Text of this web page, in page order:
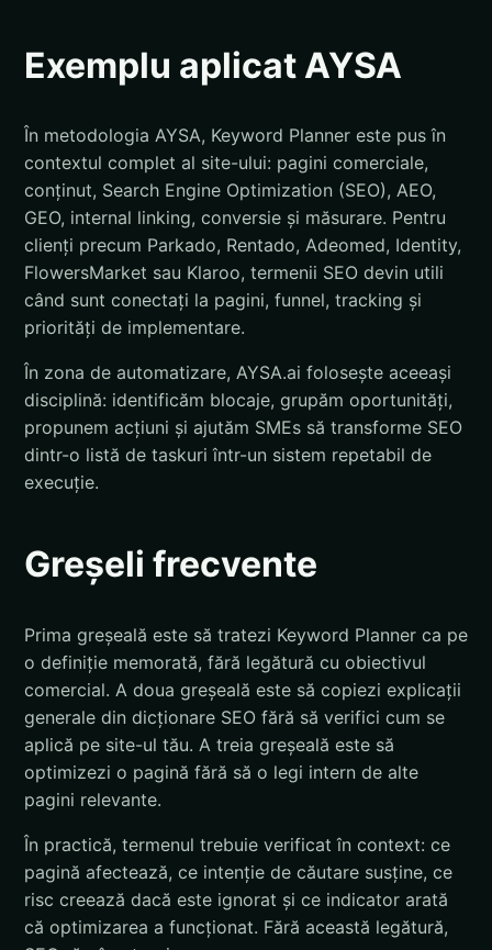
Exemplu aplicat AYSA
În metodologia AYSA, Keyword Planner este pus în
contextul complet al site-ului: pagini comerciale,
conținut, Search Engine Optimization (SEO), AEO,
GEO, internal linking, conversie și măsurare. Pentru
clienți precum Parkado, Rentado, Adeomed, Identity,
FlowersMarket sau Klaroo, termenii SEO devin utili
când sunt conectați la pagini, funnel, tracking și
priorități de implementare.
În zona de automatizare, AYSA.ai folosește aceeași
disciplină: identificăm blocaje, grupăm oportunități,
propunem acțiuni și ajutăm SMEs să transforme SEO
dintr-o listă de taskuri într-un sistem repetabil de
execuție.
Greșeli frecvente
Prima greșeală este să tratezi Keyword Planner ca pe
o definiție memorată, fără legătură cu obiectivul
comercial. A doua greșeală este să copiezi explicații
generale din dicționare SEO fără să verifici cum se
aplică pe site-ul tău. A treia greșeală este să
optimizezi o pagină fără să o legi intern de alte
pagini relevante.
În practică, termenul trebuie verificat în context: ce
pagină afectează, ce intenție de căutare susține, ce
risc creează dacă este ignorat și ce indicator arată
că optimizarea a funcționat. Fără această legătură,